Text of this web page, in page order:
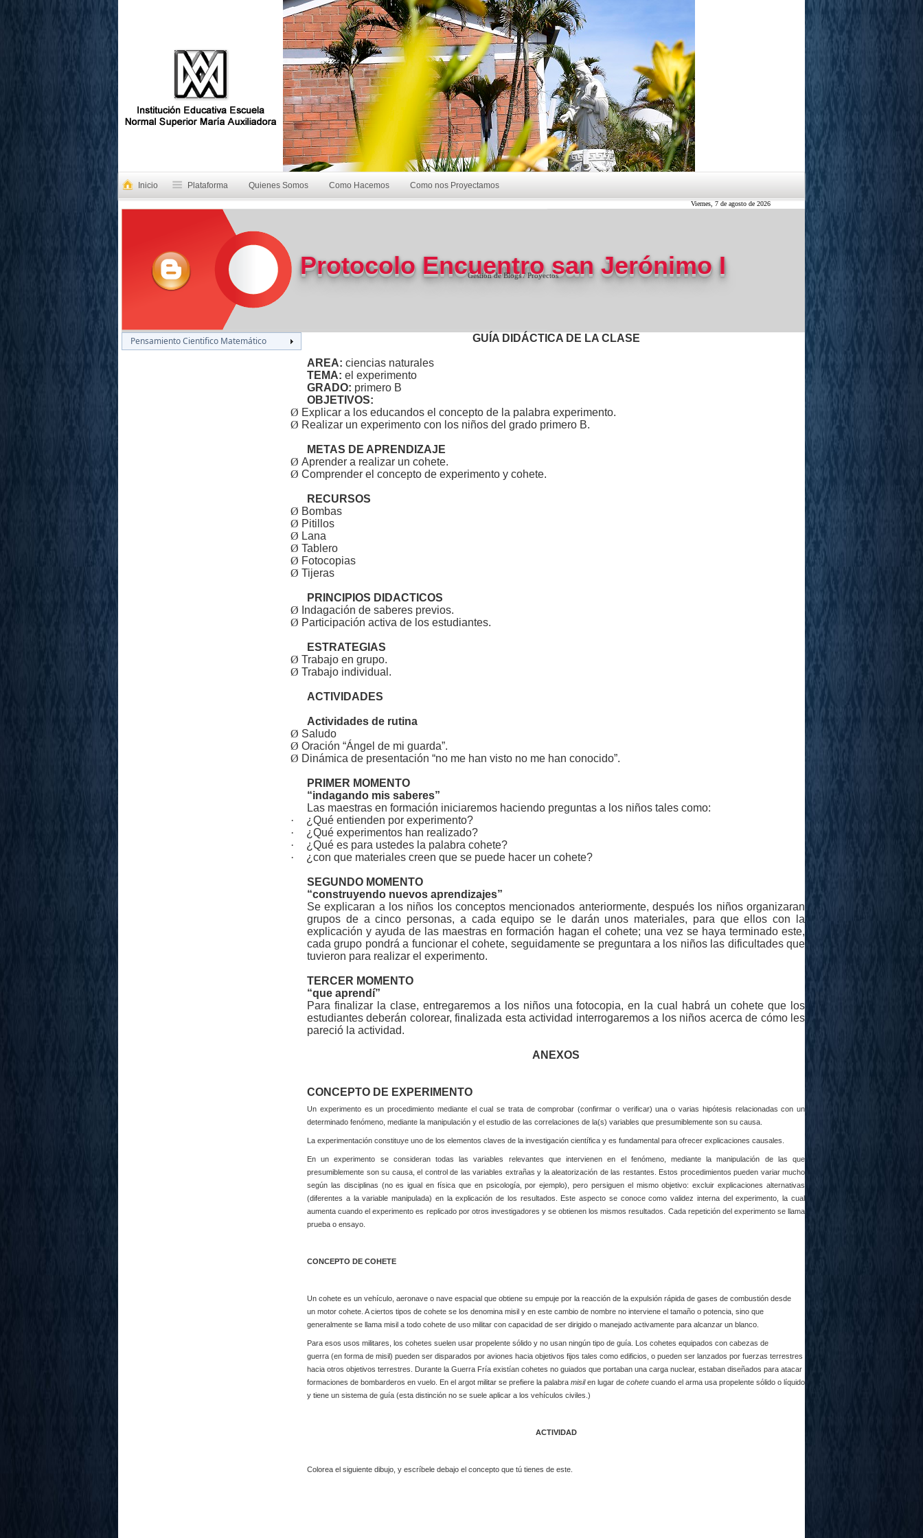
Inicio Plataforma Quienes Somos Como Hacemos Como nos Proyectamos
Viernes, 7 de agosto de 2026
Protocolo Encuentro san Jerónimo I
Gestión de Blogs / Proyectos
Pensamiento Cientifico Matemático GUÍA DIDÁCTICA DE LA CLASE
AREA: ciencias naturales
TEMA: el experimento
GRADO: primero B
OBJETIVOS:
Ø Explicar a los educandos el concepto de la palabra experimento.
Ø Realizar un experimento con los niños del grado primero B.
METAS DE APRENDIZAJE
Ø Aprender a realizar un cohete.
Ø Comprender el concepto de experimento y cohete.
RECURSOS
Ø Bombas
Ø Pitillos
Ø Lana
Ø Tablero
Ø Fotocopias
Ø Tijeras
PRINCIPIOS DIDACTICOS
Ø Indagación de saberes previos.
Ø Participación activa de los estudiantes.
ESTRATEGIAS
Ø Trabajo en grupo.
Ø Trabajo individual.
ACTIVIDADES
Actividades de rutina
Ø Saludo
Ø Oración “Ángel de mi guarda”.
Ø Dinámica de presentación “no me han visto no me han conocido”.
PRIMER MOMENTO
“indagando mis saberes”
Las maestras en formación iniciaremos haciendo preguntas a los niños tales como:
·
¿Qué entienden por experimento?
·
¿Qué experimentos han realizado?
·
¿Qué es para ustedes la palabra cohete?
·
¿con que materiales creen que se puede hacer un cohete?
SEGUNDO MOMENTO
“construyendo nuevos aprendizajes”
Se explicaran a los niños los conceptos mencionados anteriormente, después los niños organizaran
grupos de a cinco personas, a cada equipo se le darán unos materiales, para que ellos con la
explicación y ayuda de las maestras en formación hagan el cohete; una vez se haya terminado este,
cada grupo pondrá a funcionar el cohete, seguidamente se preguntara a los niños las dificultades que
tuvieron para realizar el experimento.
TERCER MOMENTO
“que aprendí”
Para finalizar la clase, entregaremos a los niños una fotocopia, en la cual habrá un cohete que los
estudiantes deberán colorear, finalizada esta actividad interrogaremos a los niños acerca de cómo les
pareció la actividad.
ANEXOS
CONCEPTO DE EXPERIMENTO
Un experimento es un procedimiento mediante el cual se trata de comprobar (confirmar o verificar) una o varias hipótesis relacionadas con un
determinado fenómeno, mediante la manipulación y el estudio de las correlaciones de la(s) variables que presumiblemente son su causa.
La experimentación constituye uno de los elementos claves de la investigación científica y es fundamental para ofrecer explicaciones causales.
En un experimento se consideran todas las variables relevantes que intervienen en el fenómeno, mediante la manipulación de las que
presumiblemente son su causa, el control de las variables extrañas y la aleatorización de las restantes. Estos procedimientos pueden variar mucho
según las disciplinas (no es igual en física que en psicología, por ejemplo), pero persiguen el mismo objetivo: excluir explicaciones alternativas
(diferentes a la variable manipulada) en la explicación de los resultados. Este aspecto se conoce como validez interna del experimento, la cual
aumenta cuando el experimento es replicado por otros investigadores y se obtienen los mismos resultados. Cada repetición del experimento se llama
prueba o ensayo.
CONCEPTO DE COHETE
Un cohete es un vehículo, aeronave o nave espacial que obtiene su empuje por la reacción de la expulsión rápida de gases de combustión desde
un motor cohete. A ciertos tipos de cohete se los denomina misil y en este cambio de nombre no interviene el tamaño o potencia, sino que
generalmente se llama misil a todo cohete de uso militar con capacidad de ser dirigido o manejado activamente para alcanzar un blanco.
Para esos usos militares, los cohetes suelen usar propelente sólido y no usan ningún tipo de guía. Los cohetes equipados con cabezas de
guerra (en forma de misil) pueden ser disparados por aviones hacia objetivos fijos tales como edificios, o pueden ser lanzados por fuerzas terrestres
hacia otros objetivos terrestres. Durante la Guerra Fría existían cohetes no guiados que portaban una carga nuclear, estaban diseñados para atacar
formaciones de bombarderos en vuelo. En el argot militar se prefiere la palabra misil en lugar de cohete cuando el arma usa propelente sólido o líquido
y tiene un sistema de guía (esta distinción no se suele aplicar a los vehículos civiles.)
ACTIVIDAD
Colorea el siguiente dibujo, y escríbele debajo el concepto que tú tienes de este.